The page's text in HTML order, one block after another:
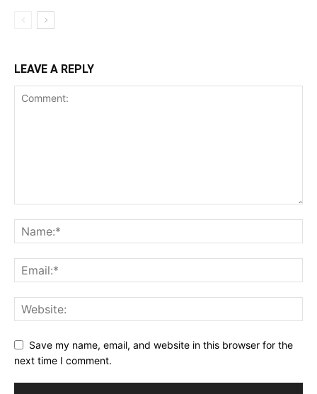
LEAVE A REPLY
Save my name, email, and website in this browser for the
next time I comment.